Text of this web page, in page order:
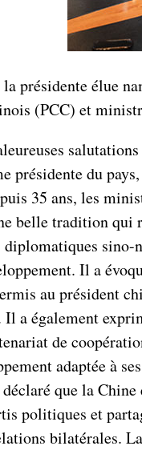
présidente élue
(PCC) et
présidente du
35 ans, les
belle tradition
Il a
au président
a également
de
adaptée à
que la
politiques et
bilatérales.